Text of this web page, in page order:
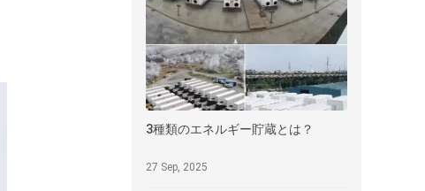
3種類のエネルギー貯蔵とは？
27 Sep, 2025